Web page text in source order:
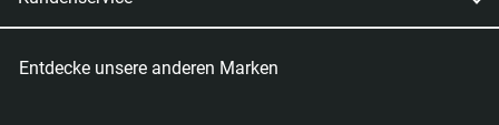
Entdecke unsere anderen Marken